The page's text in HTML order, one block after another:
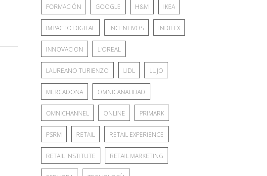
FORMACIÓN GOOGLE H&M IKEA
IMPACTO DIGITAL INCENTIVOS INDITEX
INNOVACION L'OREAL
LAUREANO TURIENZO LIDL LUJO
MERCADONA OMNICANALIDAD
OMNICHANNEL ONLINE PRIMARK
PSRM RETAIL RETAIL EXPERIENCE
RETAIL INSTITUTE RETAIL MARKETING